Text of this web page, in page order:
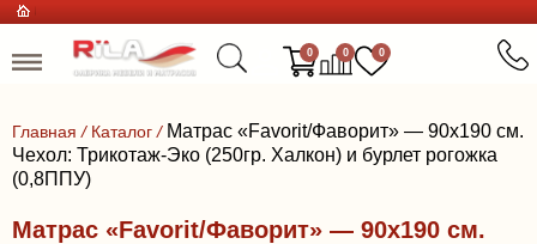
0 0 0
Главная / Каталог / Матрас «Favorit/Фаворит» — 90x190 см.
Чехол: Трикотаж-Эко (250гр. Халкон) и бурлет рогожка
(0,8ППУ)
Матрас «Favorit/Фаворит» — 90x190 см.